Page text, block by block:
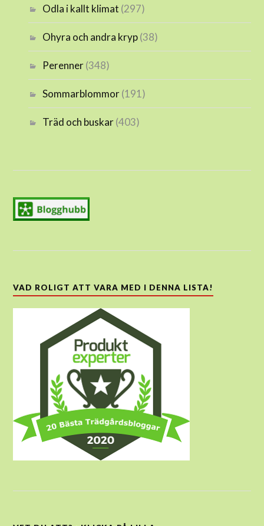
Odla i kallt klimat (297)
Ohyra och andra kryp(38)
Perenner(348)
Sommarblommor(191)
Träd och buskar(403)
VAD ROLIGT ATT VARA MED I DENNA LISTA!